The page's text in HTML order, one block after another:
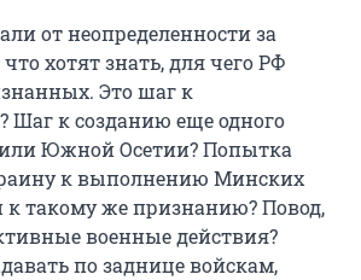
от неопределенности за
хотят знать, для чего РФ
Это шаг к
Шаг к созданию еще одного
Южной Осетии? Попытка
к выполнению Минских
такому же признанию? Повод,
военные действия?
по заднице войскам,